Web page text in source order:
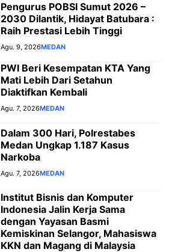
Pengurus POBSI Sumut 2026 –
2030 Dilantik, Hidayat Batubara :
Raih Prestasi Lebih Tinggi
Agu. 9, 2026MEDAN
PWI Beri Kesempatan KTA Yang
Mati Lebih Dari Setahun
Diaktifkan Kembali
Agu. 7, 2026MEDAN
Dalam 300 Hari, Polrestabes
Medan Ungkap 1.187 Kasus
Narkoba
Agu. 7, 2026MEDAN
Institut Bisnis dan Komputer
Indonesia Jalin Kerja Sama
dengan Yayasan Basmi
Kemiskinan Selangor, Mahasiswa
KKN dan Magang di Malaysia